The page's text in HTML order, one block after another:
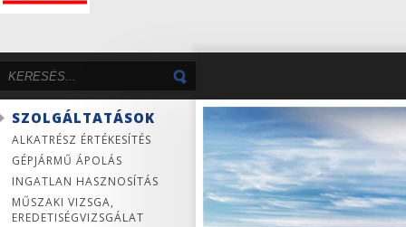
SZOLGÁLTATÁSOK
ALKATRÉSZ ÉRTÉKESÍTÉS
GÉPJÁRMŰ ÁPOLÁS
INGATLAN HASZNOSÍTÁS
MŰSZAKI VIZSGA,
EREDETISÉGVIZSGÁLAT